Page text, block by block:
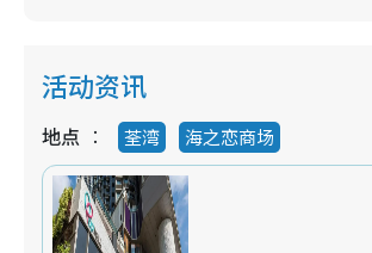
活动资讯
地点 荃湾 海之恋商场